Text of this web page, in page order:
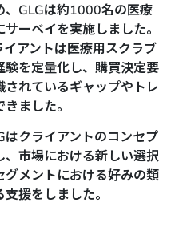
、GLGは約1000名の医療
ーベイを実施しました。
アントは医療用スクラブ
験を定量化し、購買決定要
されているギャップやトレ
ました。
はクライアントのコンセプ
、市場における新しい選択
メントにおける好みの類
援をしました。